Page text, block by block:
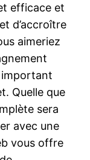
efficace et
d’accroître
aimeriez
important
Quelle que
sera
avec une
vous offre